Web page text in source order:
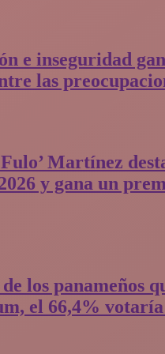
e inseguridad
las
Martínez
y gana un
los panameños
el 66,4%